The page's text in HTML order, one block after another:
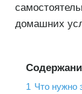
домашних
1 Что нужно